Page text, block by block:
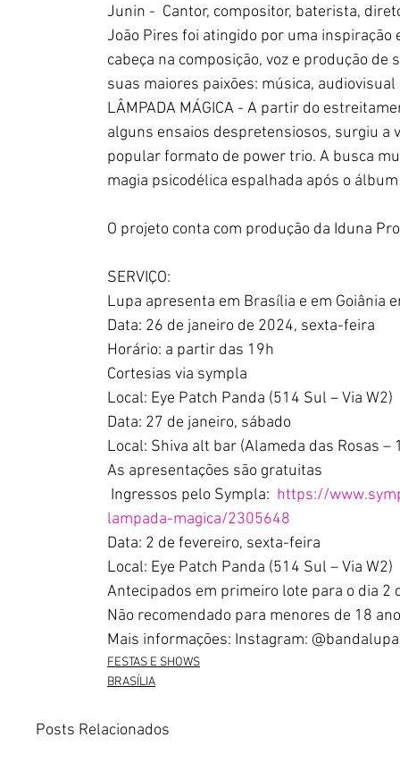
Junin -  Cantor, compositor, baterista,
João Pires foi atingido por uma
cabeça na composição, voz e produção
suas maiores paixões: música,
LÂMPADA MÁGICA - A partir do
alguns ensaios despretensiosos, surgiu a
popular formato de power trio. A busca
magia psicodélica espalhada após o
O projeto conta com produção da Iduna
SERVIÇO:
Lupa apresenta em Brasília e em Goiânia
Data: 26 de janeiro de 2024, sexta-feira
Horário: a partir das 19h
Cortesias via sympla
Local: Eye Patch Panda (514 Sul – Via W2)
Data: 27 de janeiro, sábado
Local: Shiva alt bar (Alameda das Rosas –
As apresentações são gratuitas
Ingressos pelo Sympla: https://
lampada-magica/2305648
Data: 2 de fevereiro, sexta-feira
Local: Eye Patch Panda (514 Sul – Via W2)
Antecipados em primeiro lote para o dia
Não recomendado para menores de 18
Mais informações: Instagram:
FESTAS E SHOWS
BRASÍLIA
Posts Relacionados